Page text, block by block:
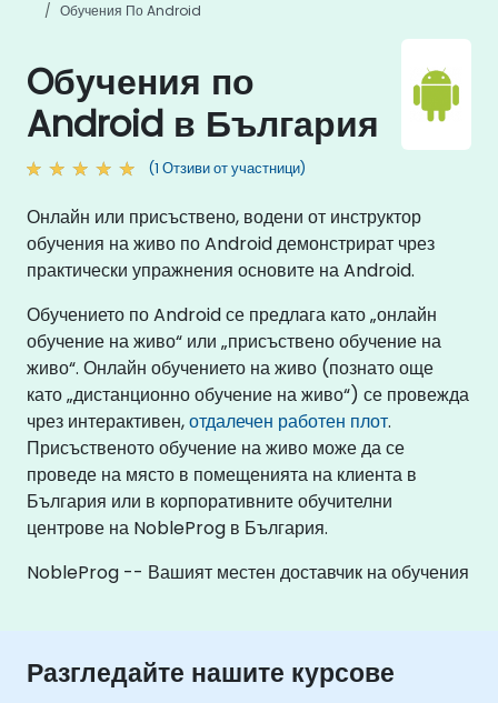
Обучения По Android
Oбучения по
Android в България
(1 Отзиви от участници)
Онлайн или присъствено, водени от инструктор
обучения на живо по Android демонстрират чрез
практически упражнения основите на Android.
Обучението по Android се предлага като „онлайн
обучение на живо“ или „присъствено обучение на
живо“. Онлайн обучението на живо (познато още
като „дистанционно обучение на живо“) се провежда
чрез интерактивен,отдалечен работен плот.
Присъственото обучение на живо може да се
проведе на място в помещенията на клиента в
България или в корпоративните обучителни
центрове на NobleProg в България.
NobleProg -- Вашият местен доставчик на обучения
Разгледайте нашите курсове